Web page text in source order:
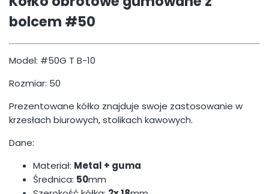
bolcem #50
Model: #50G T B-10
Rozmiar: 50
Prezentowane kółko znajduje swoje zastosowanie w
krzesłach biurowych, stolikach kawowych.
Dane:
Materiał: Metal + guma
Średnica: 50mm